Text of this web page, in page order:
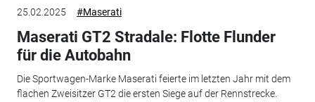
25.02.2025 #Maserati
Maserati GT2 Stradale: Flotte Flunder
für die Autobahn
Die Sportwagen-Marke Maserati feierte im letzten Jahr mit dem
flachen Zweisitzer GT2 die ersten Siege auf der Rennstrecke.